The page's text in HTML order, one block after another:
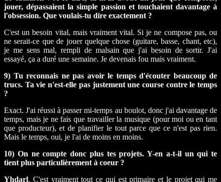
jouer, dépassaient la simple passion et touchaient davantage à
l'obsession. Que voulais-tu dire exactement ?
C'est un besoin vital, mais vraiment vital. Si je ne compose pas, ou
ne serait-ce que de jouer quelque chose (guitare, basse, chant, etc),
je me sens mal, rempli de malsain que j'ai besoin de sortir. J'ai
essayé, ça a duré une semaine. Je devenais fou mais vraiment.
9) Tu reconnais ne pas avoir le temps d'écouter beaucoup de
trucs. Ta vie n'est-elle pas justement une course contre le temps
?
Exact. J'ai réussi à passer mi-temps au boulot, donc j'ai davantage de
temps, mais je ne fais que travailler la musique (pour moi ou en tant
que producteur), et de planifier le tout parce que ce n'est pas rien.
Mais le temps, oui, je l'ai de moins en moins.
10) On ne compte donc plus tes projets. Y-en a-t-il un qui te
tient plus particulièrement à coeur ?
Yhdarl. C'est vraiment tout ce qui est primaire et le projet qui me